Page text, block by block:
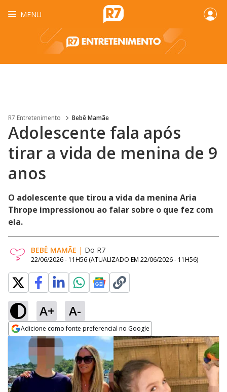
MENU
R7 Entretenimento Bebê Mamãe
Adolescente fala após
tirar a vida de menina de 9
anos
O adolescente que tirou a vida da menina Aria
Thrope impressionou ao falar sobre o que fez com
ela.
BEBÊ MAMÃE | Do R7
22/06/2026 - 11H56 (ATUALIZADO EM 22/06/2026 - 11H56)
A+ A-
Adicione como fonte preferencial no Google
Opens in new window